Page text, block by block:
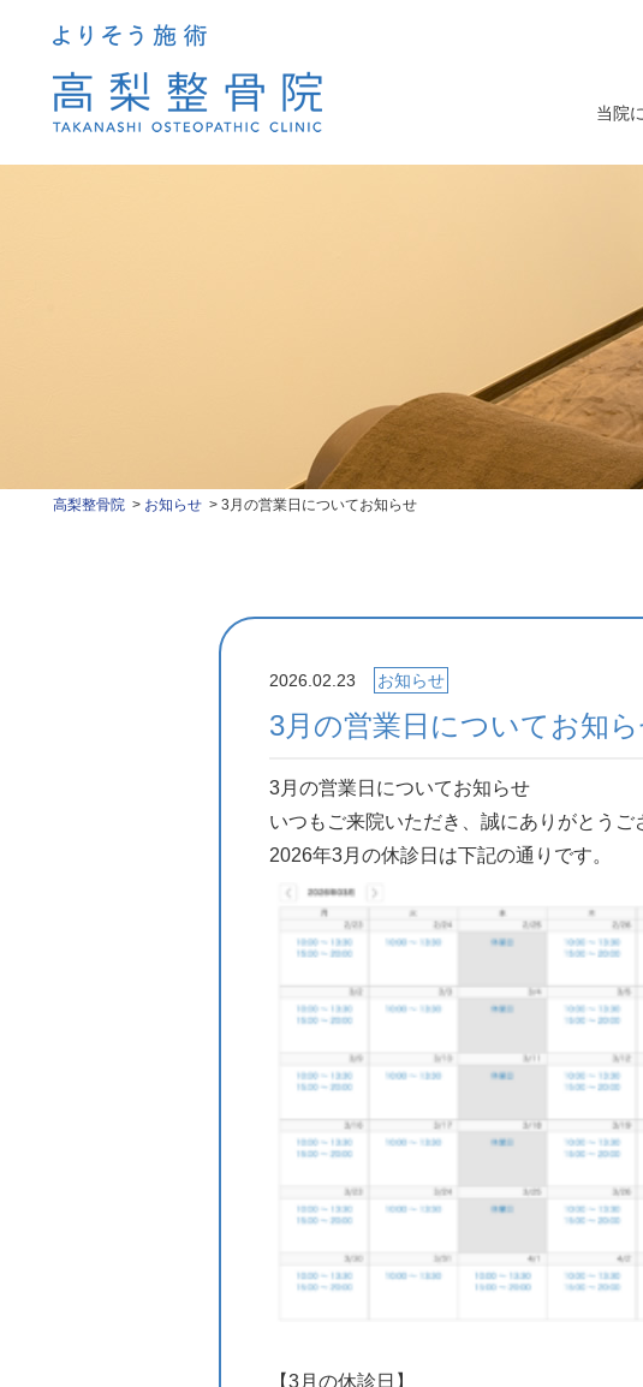
当院
高梨整骨院 お知らせ 3月の営業日についてお知らせ
2026.02.23 お知らせ
3月の営業日についてお知
3月の営業日についてお知らせ
いつもご来院いただき、誠にありがとうご
2026年3月の休診日は下記の通りです。
【3月の休診日】